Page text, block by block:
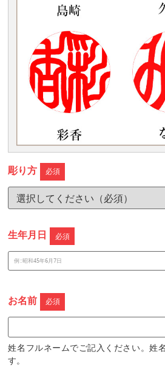
彫り方 必須
生年月日 必須
お名前 必須
姓名フルネームでご記入ください。姓
す。